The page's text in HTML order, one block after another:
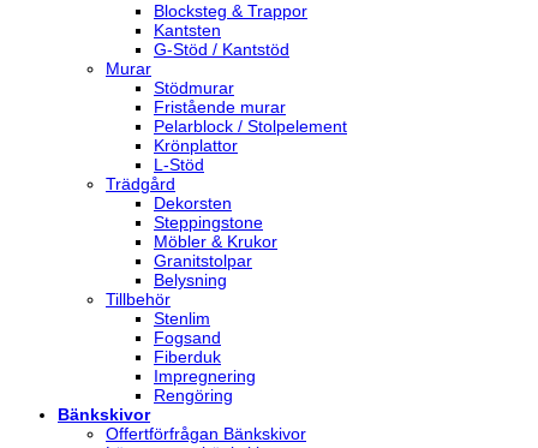
Blocksteg & Trappor
Kantsten
G-Stöd / Kantstöd
Murar
Stödmurar
Fristående murar
Pelarblock / Stolpelement
Krönplattor
L-Stöd
Trädgård
Dekorsten
Steppingstone
Möbler & Krukor
Granitstolpar
Belysning
Tillbehör
Stenlim
Fogsand
Fiberduk
Impregnering
Rengöring
Bänkskivor
Offertförfrågan Bänkskivor